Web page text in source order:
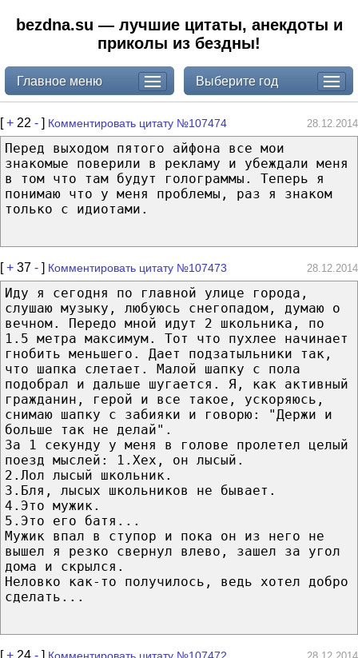
bezdna.su — лучшие цитаты, анекдоты и
приколы из бездны!
Главное меню Выберите год
[+ 22 - ] Комментировать цитату №107474 28.12.2014
Перед выходом пятого айфона все мои
знакомые поверили в рекламу и убеждали меня
в том что там будут голограммы. Теперь я
понимаю что у меня проблемы, раз я знаком
только с идиотами.
[+ 37 - ] Комментировать цитату №107473 28.12.2014
Иду я сегодня по главной улице города,
слушаю музыку, любуюсь снегопадом, думаю о
вечном. Передо мной идут 2 школьника, по
1.5 метра максимум. Тот что пухлее начинает
гнобить меньшего. Дает подзатыльники так,
что шапка слетает. Малой шапку с пола
подобрал и дальше шугается. Я, как активный
гражданин, герой и все такое, ускоряюсь,
снимаю шапку с забияки и говорю: "Держи и
больше так не делай".
За 1 секунду у меня в голове пролетел целый
поезд мыслей: 1.Хех, он лысый.
2.Лол лысый школьник.
3.Бля, лысых школьников не бывает.
4.Это мужик.
5.Это его батя...
Мужик впал в ступор и пока он из него не
вышел я резко свернул влево, зашел за угол
дома и скрылся.
Неловко как-то получилось, ведь хотел добро
сделать...
[+ 24 - ] Комментировать цитату №107472